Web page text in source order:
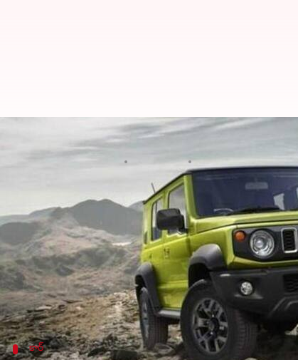
భారతదేశంలో 23,500
వ్రాసిన వారు Mar 24, 2023 03:57 pm
ఈ వార్తాకథనం ఏంటి
ఆటో ఎక్స్‌పో2023లో ఆవిష్కరించినప్పటి నుండి
పోటీ పడుతున్న మహీంద్రా థార్‌ను దాటేలా ఉంది.
భారతదేశంలో లైఫ్‌స్టైల్ SUV సెగ్మెంట్ లో కొత్త
ప్రకటించినప్పటి నుండి పరిస్థితులు నెమ్మదిగా
కార్